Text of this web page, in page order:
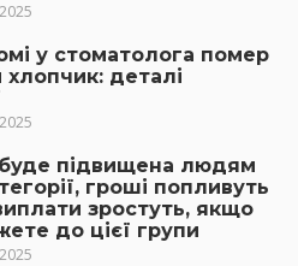
у стоматолога помер
хлопчик: деталі
буде підвищена людям
гроші попливуть
зростуть, якщо
до цієї групи